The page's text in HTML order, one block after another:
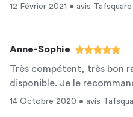
12 Février 2021 • avis Tafsquare
Anne-Sophie
Très compétent, très bon
disponible. Je le
14 Octobre 2020 • avis